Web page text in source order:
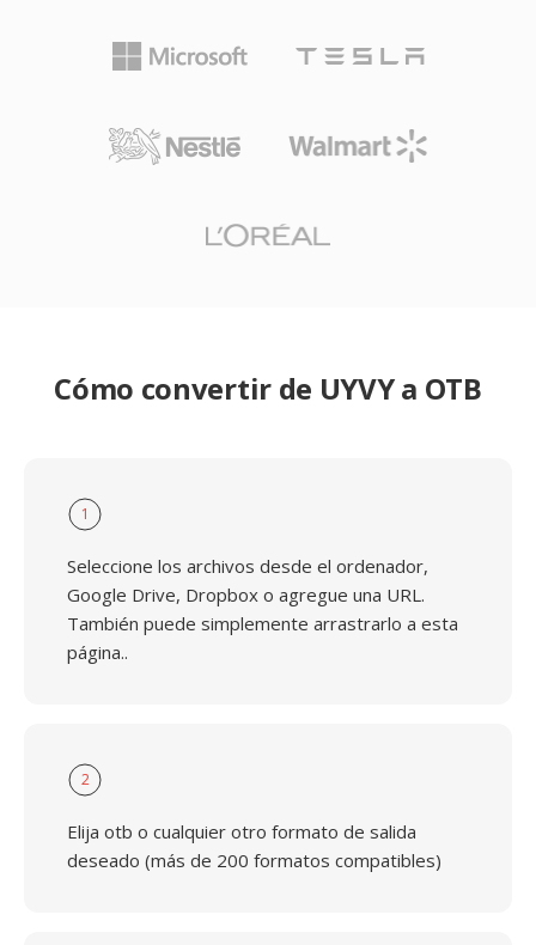
Cómo convertir de UYVY a OTB
1
Seleccione los archivos desde el ordenador,
Google Drive, Dropbox o agregue una URL.
También puede simplemente arrastrarlo a esta
página..
2
Elija otb o cualquier otro formato de salida
deseado (más de 200 formatos compatibles)